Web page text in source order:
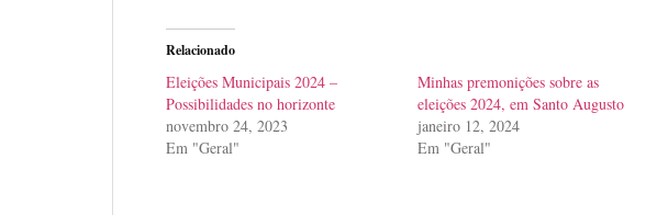
Relacionado
Eleições Municipais 2024 –
Possibilidades no horizonte
novembro 24, 2023
Em "Geral"
Minhas premonições sobre as
eleições 2024, em Santo Augusto
janeiro 12, 2024
Em "Geral"